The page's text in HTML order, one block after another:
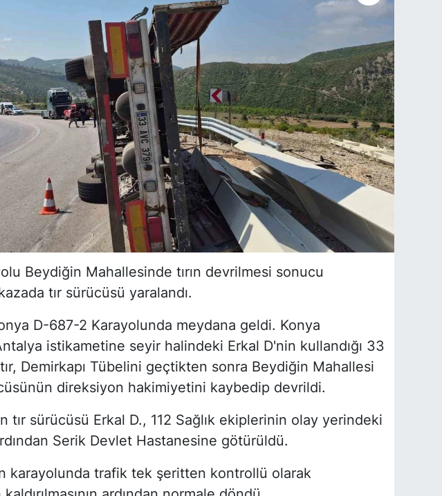
Beydiğin Mahallesinde tırın devrilmesi sonucu
tır sürücüsü yaralandı.
D-687-2 Karayolunda meydana geldi. Konya
istikametine seyir halindeki Erkal D'nin kullandığı 33
Demirkapı Tübelini geçtikten sonra Beydiğin Mahallesi
direksiyon hakimiyetini kaybedip devrildi.
tır sürücüsü Erkal D., 112 Sağlık ekiplerinin olay yerindeki
Serik Devlet Hastanesine götürüldü.
karayolunda trafik tek şeritten kontrollü olarak